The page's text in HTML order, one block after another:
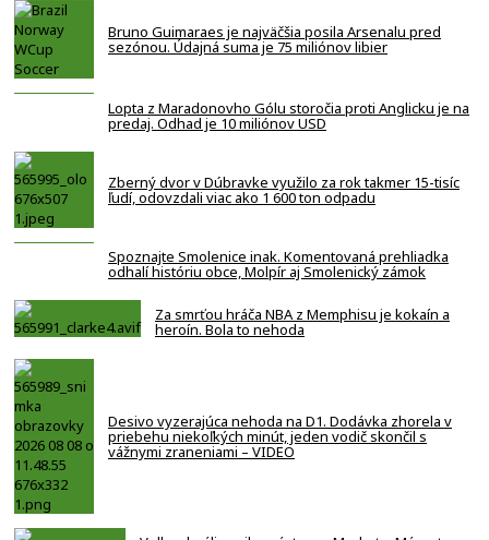
Bruno Guimaraes je najväčšia posila Arsenalu pred
sezónou. Údajná suma je 75 miliónov libier
Lopta z Maradonovho Gólu storočia proti Anglicku je na
predaj. Odhad je 10 miliónov USD
Zberný dvor v Dúbravke využilo za rok takmer 15-tisíc
ľudí, odovzdali viac ako 1 600 ton odpadu
Spoznajte Smolenice inak. Komentovaná prehliadka
odhalí históriu obce, Molpír aj Smolenický zámok
Za smrťou hráča NBA z Memphisu je kokaín a
heroín. Bola to nehoda
Desivo vyzerajúca nehoda na D1. Dodávka zhorela v
priebehu niekoľkých minút, jeden vodič skončil s
vážnymi zraneniami – VIDEO